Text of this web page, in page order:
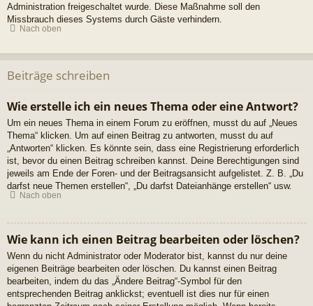
Administration freigeschaltet wurde. Diese Maßnahme soll den
Missbrauch dieses Systems durch Gäste verhindern.
Nach oben
Beiträge schreiben
Wie erstelle ich ein neues Thema oder eine Antwort?
Um ein neues Thema in einem Forum zu eröffnen, musst du auf „Neues
Thema“ klicken. Um auf einen Beitrag zu antworten, musst du auf
„Antworten“ klicken. Es könnte sein, dass eine Registrierung erforderlich
ist, bevor du einen Beitrag schreiben kannst. Deine Berechtigungen sind
jeweils am Ende der Foren- und der Beitragsansicht aufgelistet. Z. B. „Du
darfst neue Themen erstellen“, „Du darfst Dateianhänge erstellen“ usw.
Nach oben
Wie kann ich einen Beitrag bearbeiten oder löschen?
Wenn du nicht Administrator oder Moderator bist, kannst du nur deine
eigenen Beiträge bearbeiten oder löschen. Du kannst einen Beitrag
bearbeiten, indem du das „Ändere Beitrag“-Symbol für den
entsprechenden Beitrag anklickst; eventuell ist dies nur für einen